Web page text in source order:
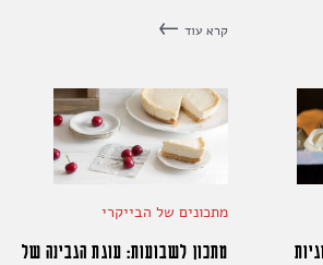
פרי יתקבל בברכה. יותר טוב מזה
נשתגע.
קרא עוד
מתכונים של הבייקרי
מתכון לשבועות: עוגת הגבינה של